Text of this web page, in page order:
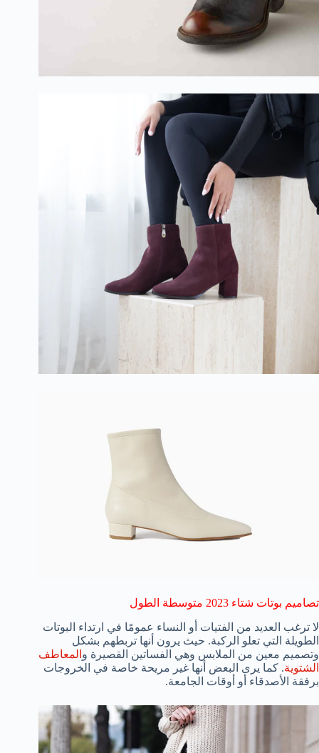
تصاميم بوتات شتاء 2023 متوسطة الطول
لا ترغب العديد من الفتيات أو النساء عمومًا في ارتداء البوتات
الطويلة التي تعلو الركبة. حيث يرون أنها تربطهم بشكل
وتصميم معين من الملابس وهي الفساتين القصيرة و المعاطف
الشتوية. كما يرى البعض أنها غير مريحة خاصة في الخروجات
برفقة الأصدقاء أو أوقات الجامعة.